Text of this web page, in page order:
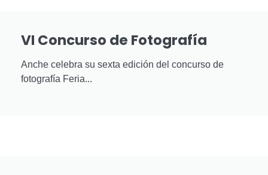
VI Concurso de Fotografía
Anche celebra su sexta edición del concurso de
fotografía Feria...